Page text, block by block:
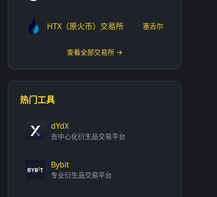
HTX（原火币）交易所 塞舌尔
查看全部交易所 →
热门工具
dYdX
去中心化衍生品交易平台
Bybit
专业衍生品交易平台